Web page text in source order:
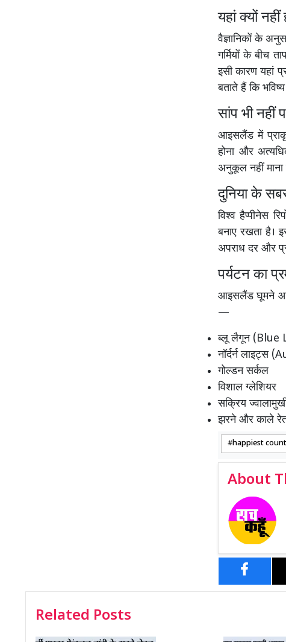
यहां क्यों
वैज्ञानिकों के
गर्मियों के बीच
इसी कारण यहां
बताते हैं कि
सांप भी नहीं
आइसलैंड में
होना और
अनुकूल नहीं माना
दुनिया के
विश्व हैप्पीनेस
बनाए रखता है।
अपराध दर और
पर्यटन का
आइसलैंड घूमने आने
—
ब्लू लैगून (Blue
नॉर्दर्न लाइट्स
गोल्डन सर्कल
विशाल ग्लेशियर
सक्रिय
झरने और काले
happiest
About
Related Posts